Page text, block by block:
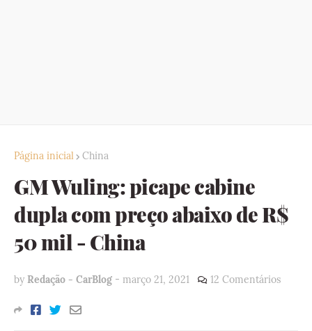
Página inicial China
GM Wuling: picape cabine
dupla com preço abaixo de R$
50 mil - China
by Redação - CarBlog - março 21, 2021 12 Comentários